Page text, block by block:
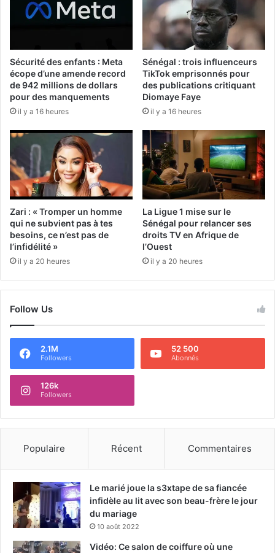
Sécurité des enfants : Meta
écope d’une amende record
de 942 millions de dollars
pour des manquements
il y a 16 heures
Sénégal : trois influenceurs
TikTok emprisonnés pour
des publications critiquant
Diomaye Faye
il y a 16 heures
Zari : « Tromper un homme
qui ne subvient pas à tes
besoins, ce n’est pas de
l’infidélité »
il y a 20 heures
La Ligue 1 mise sur le
Sénégal pour relancer ses
droits TV en Afrique de
l’Ouest
il y a 20 heures
Follow Us
2.1M
Followers
52 500
Abonnés
126k
Followers
Populaire Récent Commentaires
Le marié joue la s3xtape de sa fiancée
infidèle au lit avec son beau-frère le jour
du mariage
10 août 2022
Vidéo: Ce salon de coiffure où une